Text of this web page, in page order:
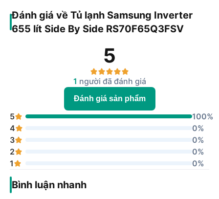
Đánh giá về Tủ lạnh Samsung Inverter
655 lít Side By Side RS70F65Q3FSV
5
1 người đã đánh giá
Đánh giá sản phẩm
5
100%
4
0%
3
0%
2
0%
1
0%
Bình luận nhanh